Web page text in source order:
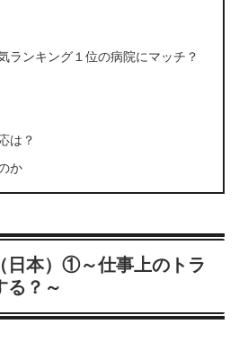
ランキング１位の病院にマッチ？
は？
か
日本）①～仕事上のトラ
る？～